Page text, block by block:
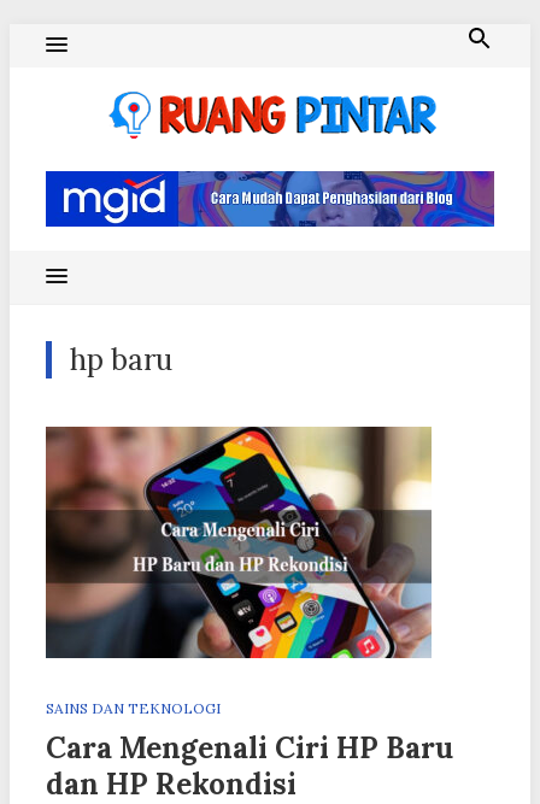
hp baru
SAINS DAN TEKNOLOGI
Cara Mengenali Ciri HP Baru
dan HP Rekondisi